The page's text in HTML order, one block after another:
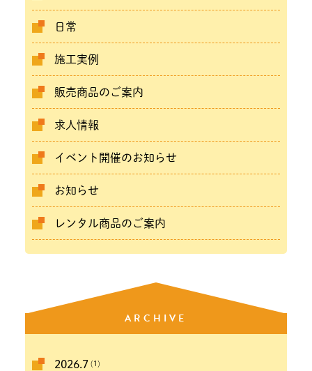
日常
施工実例
販売商品のご案内
求人情報
イベント開催のお知らせ
お知らせ
レンタル商品のご案内
ARCHIVE
2026.7 (1)